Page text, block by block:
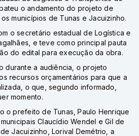
o andamento do projeto de
municípios de Tunas eJacuizinho.
o secretário estadual de Logística e
e teve como principal pauta
do edital para execução da obra.
durante a audiência, o projeto
recursos orçamentários para que a
o que, segundo informado,
momento.
o prefeito de Tunas, Paulo Henrique
Claucídio Wendel e Gil de
Jacuizinho, Lorival Demétrio, a